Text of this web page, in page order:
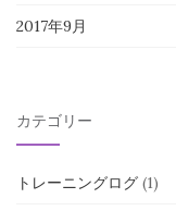
2017年9月
カテゴリー
トレーニングログ (1)